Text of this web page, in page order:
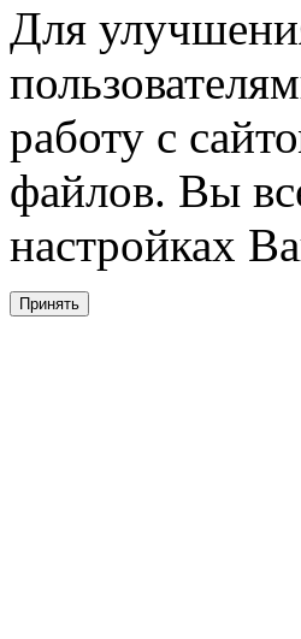
Для
работу с
файлов. Вы
настройках
Принять